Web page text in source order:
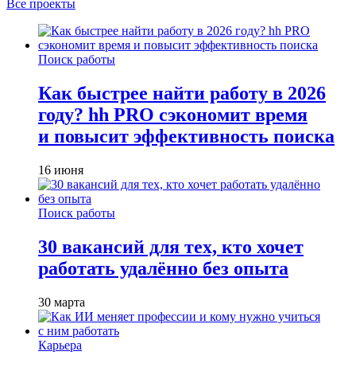
Все проекты
Поиск работы
Как быстрее найти работу в 2026
году? hh PRO сэкономит время
и повысит эффективность поиска
16 июня
Поиск работы
30 вакансий для тех, кто хочет
работать удалённо без опыта
30 марта
Карьера